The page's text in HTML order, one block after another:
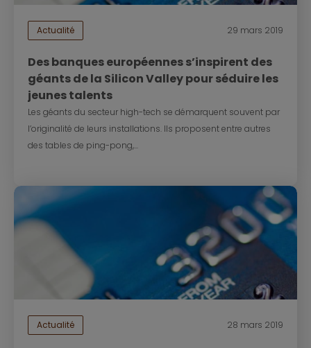
Actualité 29 mars 2019
Des banques européennes s’inspirent des
géants de la Silicon Valley pour séduire les
jeunes talents
Les géants du secteur high-tech se démarquent souvent par
l’originalité de leurs installations. Ils proposent entre autres
des tables de ping-pong,...
Actualité 28 mars 2019